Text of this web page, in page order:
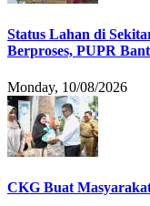
Status Lahan di
Berproses, PUPR
Monday, 10/08/2026
CKG Buat